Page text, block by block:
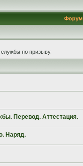
Форум
по призыву.
Перевод. Аттестация.
Наряд.